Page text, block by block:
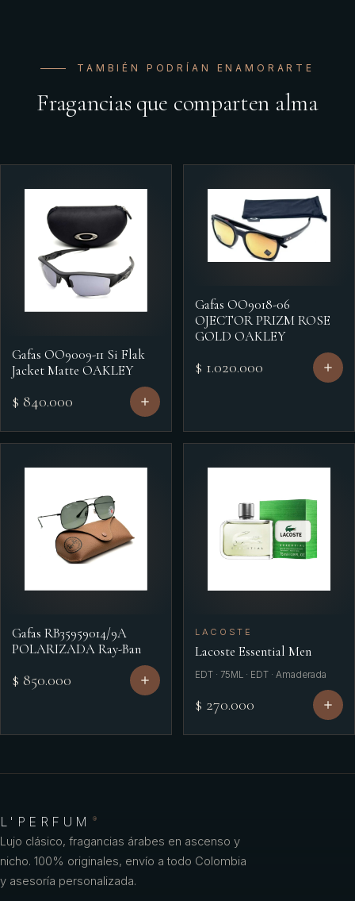
TAMBIÉN PODRÍAN ENAMORARTE
Fragancias que comparten alma
Gafas OO9009-11 Si Flak
Jacket Matte OAKLEY
$ 840.000
Gafas OO9018-06
OJECTOR PRIZM ROSE
GOLD OAKLEY
$ 1.020.000
Gafas RB35959014/9A
POLARIZADA Ray-Ban
$ 850.000
LACOSTE
Lacoste Essential Men
EDT · 75ML · EDT · Amaderada
$ 270.000
L'PERFUM ®
Lujo clásico, fragancias árabes en ascenso y
nicho. 100% originales, envío a todo Colombia
y asesoría personalizada.